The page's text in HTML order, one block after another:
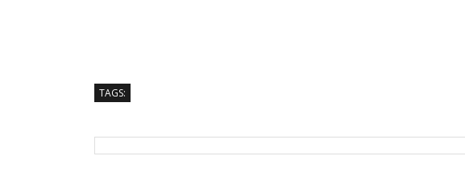
TAGS: